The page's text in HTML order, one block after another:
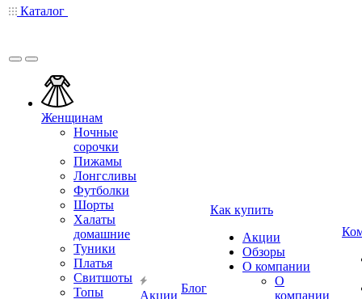
Каталог
Женщинам
Ночные
сорочки
Пижамы
Лонгсливы
Футболки
Шорты
Халаты
домашние
Туники
Платья
Свитшоты
Топы
Акции
Блог
Как купить
Акции
Обзоры
О компании
О
компании